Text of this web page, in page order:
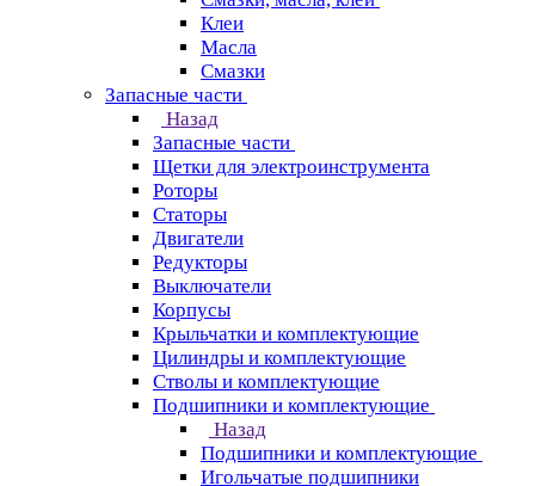
Клеи
Масла
Смазки
Запасные части
Назад
Запасные части
Щетки для электроинструмента
Роторы
Статоры
Двигатели
Редукторы
Выключатели
Корпусы
Крыльчатки и комплектующие
Цилиндры и комплектующие
Стволы и комплектующие
Подшипники и комплектующие
Назад
Подшипники и комплектующие
Игольчатые подшипники